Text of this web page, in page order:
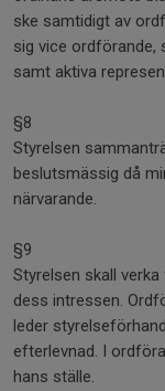
ske samtidigt av
sig vice ordförande,
samt aktiva
§8
Styrelsen
beslutsmässig då
närvarande.
§9
Styrelsen skall
dess intressen.
leder
efterlevnad. I
hans ställe.